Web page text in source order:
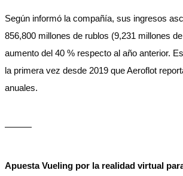
Según informó la compañía, sus ingresos
856,800 millones de rublos (9,231 millones
aumento del 40 % respecto al año anterior.
la primera vez desde 2019 que Aeroflot
anuales.
———
Apuesta Vueling por la realidad virtual